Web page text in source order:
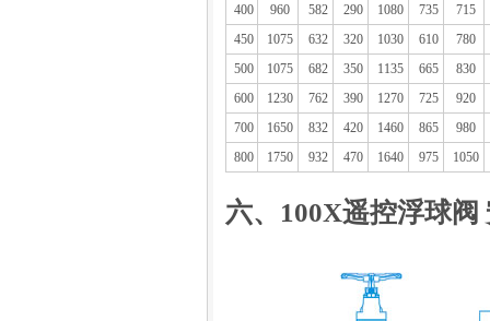
400
960 582 290 1080 735
715
450
1075 632 320 1030 610
780
500
1075 682 350 1135 665
830
600
1230 762 390 1270 725
920
700
1650 832 420 1460 865
980
800
1750 932 470 1640 975 1050
六、100X遥控浮球阀